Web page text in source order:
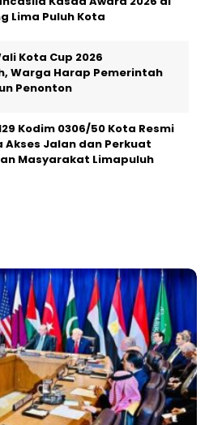
Lima Puluh Kota
Kota Cup 2026
Warga Harap Pemerintah
Penonton
Kodim 0306/50 Kota Resmi
Akses Jalan dan Perkuat
Masyarakat Limapuluh